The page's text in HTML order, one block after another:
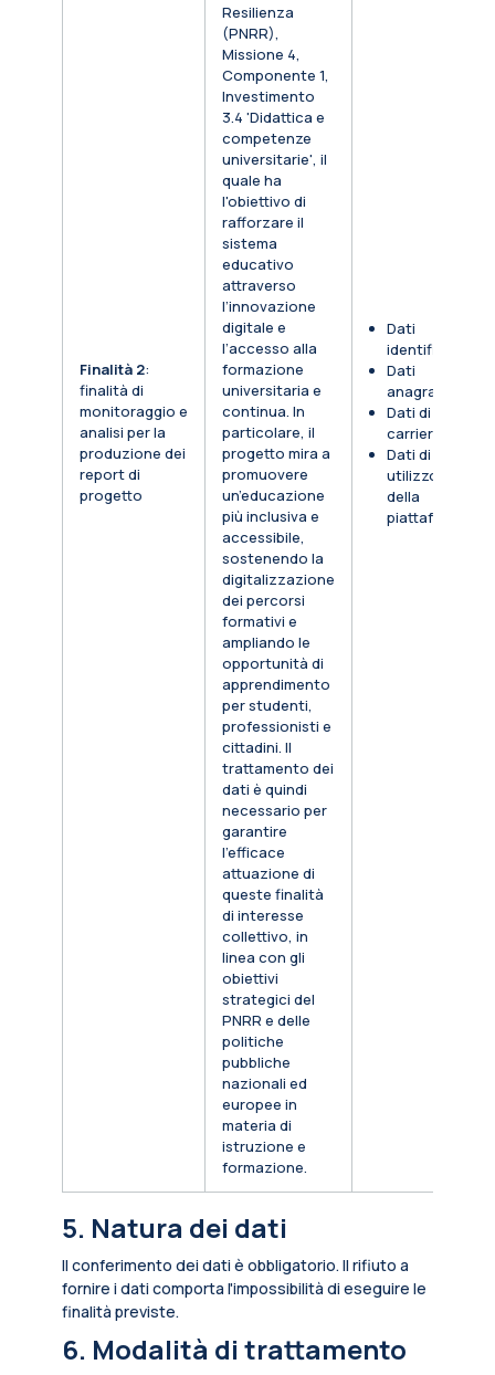
Finalità 2:
finalità di
monitoraggio e
analisi per la
produzione dei
report di
progetto
Resilienza
(PNRR),
Missione 4,
Componente 1,
Investimento
3.4 'Didattica e
competenze
universitarie', il
quale ha
l'obiettivo di
rafforzare il
sistema
educativo
attraverso
l’innovazione
digitale e
l’accesso alla
formazione
universitaria e
continua. In
particolare, il
progetto mira a
promuovere
un’educazione
più inclusiva e
accessibile,
sostenendo la
digitalizzazione
dei percorsi
formativi e
ampliando le
opportunità di
apprendimento
per studenti,
professionisti e
cittadini. Il
trattamento dei
dati è quindi
necessario per
garantire
l’efficace
attuazione di
queste finalità
di interesse
collettivo, in
linea con gli
obiettivi
strategici del
PNRR e delle
politiche
pubbliche
nazionali ed
europee in
materia di
istruzione e
formazione.
Dati
identificativi
Dati
anagrafici
Dati di
carriera
Dati di
utilizzo
della
piattaforma
5. Natura dei dati
Il conferimento dei dati è obbligatorio. Il rifiuto a
fornire i dati comporta l'impossibilità di eseguire le
finalità previste.
6. Modalità di trattamento